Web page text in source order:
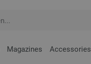
Magazines Accessories